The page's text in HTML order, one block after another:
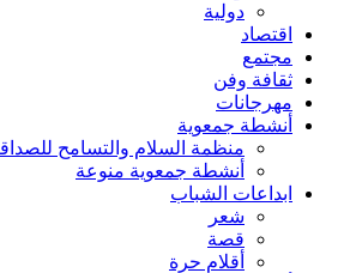
دولية
اقتصاد
مجتمع
ثقافة وفن
مهرجانات
أنشطة جمعوية
منظمة السلام والتسامح
أنشطة جمعوية منوعة
ابداعات الشباب
شعر
قصة
أقلام حرة